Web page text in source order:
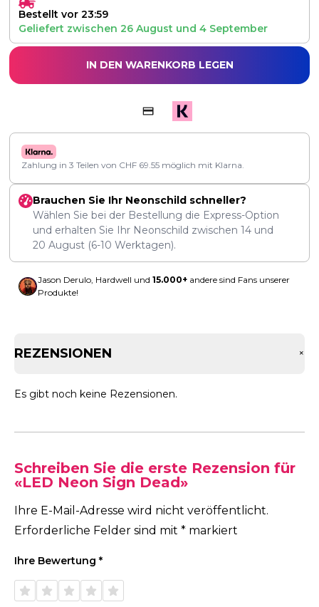
Bestellt vor 23:59
Geliefert zwischen 26 August und 4 September
IN DEN WARENKORB LEGEN
Zahlung in 3 Teilen von CHF 69.55 möglich mit Klarna.
Brauchen Sie Ihr Neonschild schneller?
Wählen Sie bei der Bestellung die Express-Option
und erhalten Sie Ihr Neonschild zwischen 14 und
20 August (6-10 Werktagen).
Jason Derulo, Hardwell und 15.000+ andere sind Fans unserer
Produkte!
REZENSIONEN +
Es gibt noch keine Rezensionen.
Schreiben Sie die erste Rezension für
«LED Neon Sign Dead»
Ihre E-Mail-Adresse wird nicht veröffentlicht.
Erforderliche Felder sind mit * markiert
Ihre Bewertung *
1 von
5 Sternen
2 von
5 Sternen
3 von
5 Sternen
4 von
5 Sternen
5 von
5 Sternen